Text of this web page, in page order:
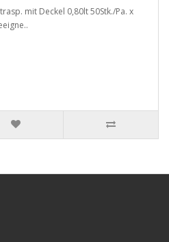
mit Deckel 0,80lt 50Stk./Pa. x